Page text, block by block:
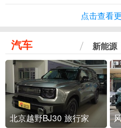
点击查看
汽车 新能源
北京越野BJ30 旅行家